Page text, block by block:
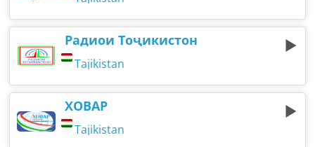
Радиои Тоҷикистон
Tajikistan
ХОВАР
Tajikistan